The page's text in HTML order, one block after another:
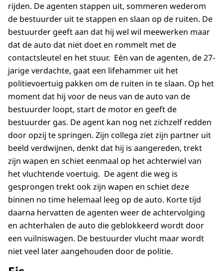
rijden. De agenten stappen uit, sommeren wederom
de bestuurder uit te stappen en slaan op de ruiten. De
bestuurder geeft aan dat hij wel wil meewerken maar
dat de auto dat niet doet en rommelt met de
contactsleutel en het stuur. Eén van de agenten, de 27-
jarige verdachte, gaat een lifehammer uit het
politievoertuig pakken om de ruiten in te slaan. Op het
moment dat hij voor de neus van de auto van de
bestuurder loopt, start de motor en geeft de
bestuurder gas. De agent kan nog net zichzelf redden
door opzij te springen. Zijn collega ziet zijn partner uit
beeld verdwijnen, denkt dat hij is aangereden, trekt
zijn wapen en schiet eenmaal op het achterwiel van
het vluchtende voertuig. De agent die weg is
gesprongen trekt ook zijn wapen en schiet deze
binnen no time helemaal leeg op de auto. Korte tijd
daarna hervatten de agenten weer de achtervolging
en achterhalen de auto die geblokkeerd wordt door
een vuilniswagen. De bestuurder vlucht maar wordt
niet veel later aangehouden door de politie.